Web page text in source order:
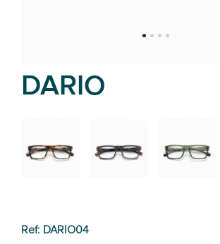
DARIO
Ref: DARIO04